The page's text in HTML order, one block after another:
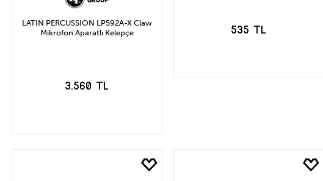
LATIN PERCUSSION LP592A-X Claw
Mikrofon Aparatlı Kelepçe
3.560 TL
SEPETE EKLE
535 TL